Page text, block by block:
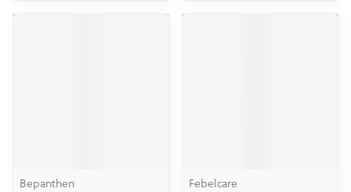
Bepanthen Febelcare